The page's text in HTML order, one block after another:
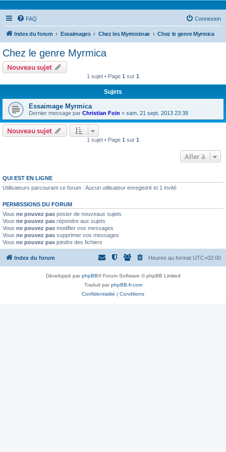
FAQ Connexion
Index du forum Essaimages Chez les Myrmicinae Chez le genre Myrmica
Chez le genre Myrmica
Nouveau sujet
1 sujet • Page 1 sur 1
Sujets
Essaimage Myrmica
Dernier message par Christian Foin « sam. 21 sept. 2013 23:38
Nouveau sujet
1 sujet • Page 1 sur 1
Aller à
QUI EST EN LIGNE
Utilisateurs parcourant ce forum : Aucun utilisateur enregistré et 1 invité
PERMISSIONS DU FORUM
Vous ne pouvez pas poster de nouveaux sujets
Vous ne pouvez pas répondre aux sujets
Vous ne pouvez pas modifier vos messages
Vous ne pouvez pas supprimer vos messages
Vous ne pouvez pas joindre des fichiers
Index du forum Heures au format UTC+02:00
Développé parphpBB® Forum Software © phpBB Limited
Traduit parphpBB-fr.com
Confidentialité | Conditions